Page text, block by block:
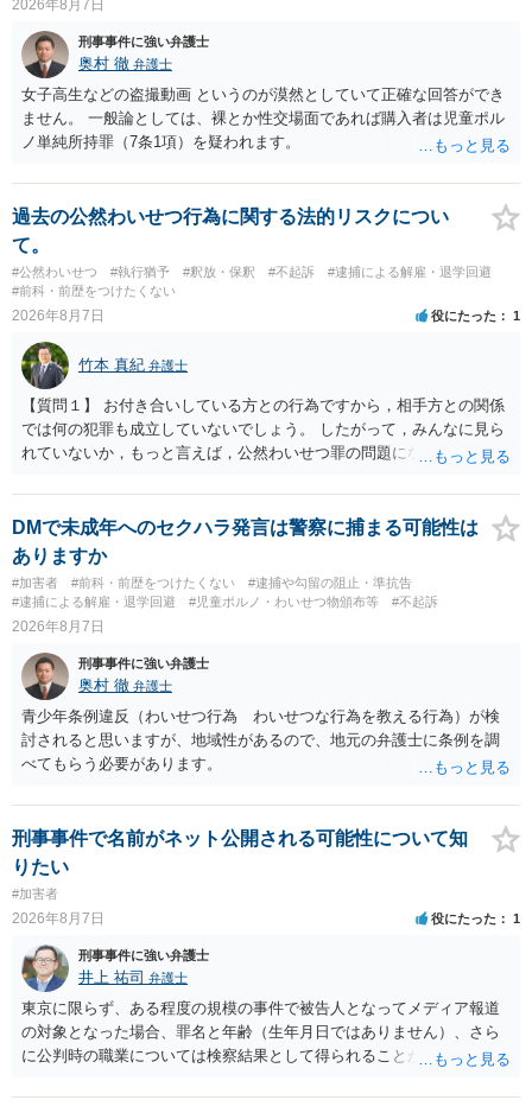
2026年8月7日
刑事事件に強い弁護士
奥村 徹 弁護士
女子高生などの盗撮動画 というのが漠然としていて正確な回答ができ
ません。 一般論としては、裸とか性交場面であれば購入者は児童ポル
ノ単純所持罪（7条1項）を疑われます。
過去の公然わいせつ行為に関する法的リスクについ
て。
#公然わいせつ #執行猶予 #釈放・保釈 #不起訴
#逮捕による解雇・退学回避
#前科・前歴をつけたくない
2026年8月7日 役にたった 1
竹本 真紀 弁護士
【質問１】 お付き合いしている方との行為ですから，相手方との関係
では何の犯罪も成立していないでしょう。 したがって，みんなに見ら
れていないか，もっと言えば，公然わいせつ罪の問題にならないかの
然性は，不特定又は多数の方が認識できる状態か否かで判断されま
す。 本件は，車の中という閉鎖された空間で行っており，不特定又は
多数の方が認識するのは困難な状態ですから，公然性はないと思いま
す。 また，意図的に示そうとする故意が必要ですが，本件では，通過
する車両があると服を着ている（わいせつな状態をなくしている）の
ですから，むしろ見られないようにしており，故意が認められること
査の対象になることはありません。 警察から連絡がくることもないで
しょう。 【質問２】 見せようと思っていないことは，服を着たりする
行為から明らかです。したがいまして，注意を受けることさえありま
せん。まして，刑罰として罰せられることもありません。 【質問３】
以上のように犯罪の嫌疑が否定されますから，逮捕勾留される可能性
が成立することが前提ですので，不起訴とする理由としても前提を欠
いています。不起訴にするにしても，不起訴の可能性はありません。
あえて不起訴の理由を挙げるなら，「嫌疑不十分」か「嫌疑なし」で
す。
DMで未成年へのセクハラ発言は警察に捕まる可能性は
ありますか
#加害者 #前科・前歴をつけたくない
#逮捕や勾留の阻止・準抗告
#逮捕による解雇・退学回避
#児童ポルノ・わいせつ物頒布等 #不起訴
2026年8月7日
刑事事件に強い弁護士
奥村 徹 弁護士
青少年条例違反（わいせつ行為 わいせつな行為を教える行為）が検
討されると思いますが、地域性があるので、地元の弁護士に条例を調
べてもらう必要があります。
刑事事件で名前がネット公開される可能性について知
りたい
#加害者
2026年8月7日 役にたった 1
刑事事件に強い弁護士
井上 祐司 弁護士
東京に限らず、ある程度の規模の事件で被告人となってメディア報道
の対象となった場合、罪名と年齢（生年月日ではありません）、さら
に公判時の職業については検察結果として得られることが通常です。